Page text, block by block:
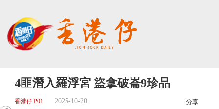
4匪潛入羅浮宮 盜拿破崙9珍品
香港仔 P01 2025-10-20 分享